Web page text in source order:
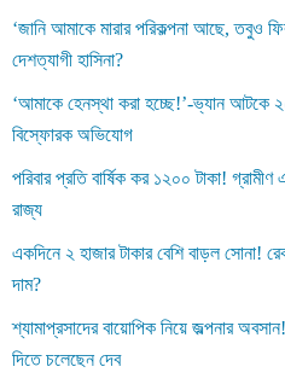
‘জানি আমাকে মারার পরিকল্পনা আছে, তবুও
দেশত্যাগী হাসিনা?
‘আমাকে হেনস্থা করা হচ্ছে!’-ভ্যান আটকে
বিস্ফোরক অভিযোগ
পরিবার প্রতি বার্ষিক কর ১২০০ টাকা!
রাজ্য
একদিনে ২ হাজার টাকার বেশি বাড়ল সোনা!
দাম?
শ্যামাপ্রসাদের বায়োপিক নিয়ে জল্পনার
দিতে চলেছেন দেব